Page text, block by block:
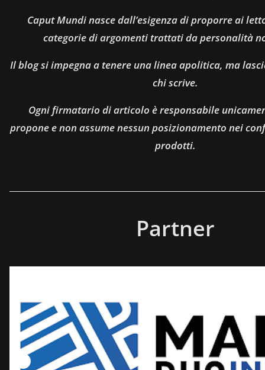
Caput Mundi nasce dall’esigenza di proporre ai
categorie di argomenti trattati da personalità
Il blog si impegna a tenere una linea apolitica, ma
chi scrive.
Ogni firmatario di articolo è responsabile
propone e non assume nessun posizionamento nei
prodotti.
Partner